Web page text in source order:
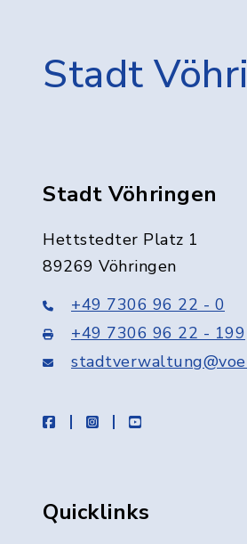
Stadt
Stadt Vöhringen
Hettstedter Platz 1
89269 Vöhringen
+49 7306 96 22 - 0
+49 7306 96 22 - 199
facebookinstagramyoutube
Quicklinks